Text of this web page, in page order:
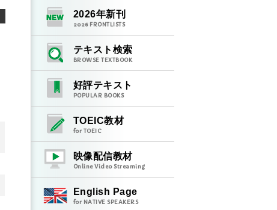
2026年新刊
2026FRONTLISTS
テキスト検索
BROWSE TEXTBOOK
好評テキスト
POPULAR BOOKS
TOEIC教材
for TOEIC
映像配信教材
Online Video Streaming
English Page
for NATIVE SPEAKERS